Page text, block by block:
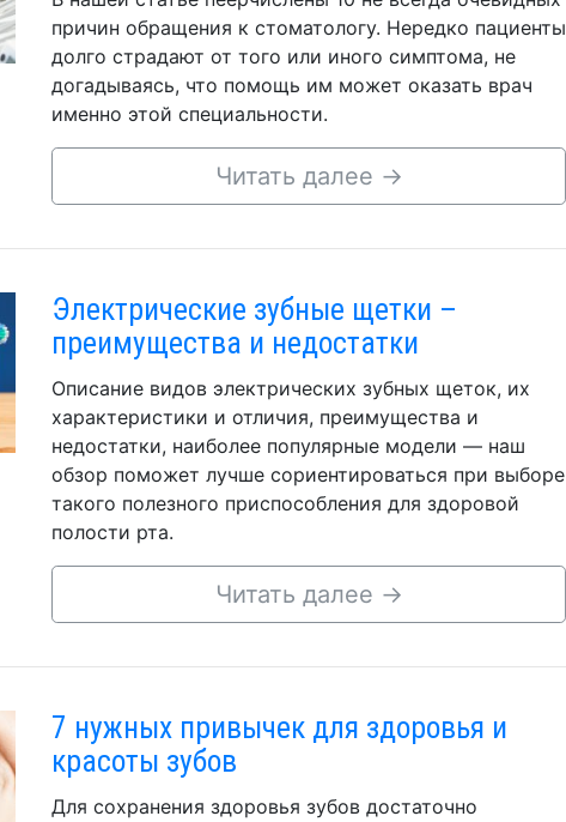
причин обращения к стоматологу. Нередко пациенты
долго страдают от того или иного симптома, не
догадываясь, что помощь им может оказать врач
именно этой специальности.
Читать далее →
Электрические зубные щетки –
преимущества и недостатки
Описание видов электрических зубных щеток, их
характеристики и отличия, преимущества и
недостатки, наиболее популярные модели — наш
обзор поможет лучше сориентироваться при выборе
такого полезного приспособления для здоровой
полости рта.
Читать далее →
7 нужных привычек для здоровья и
красоты зубов
Для сохранения здоровья зубов достаточно